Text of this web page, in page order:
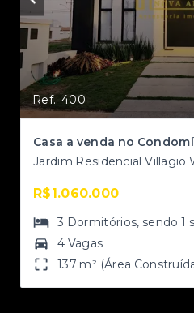
Ref.: 400
Casa a venda no
Jardim Residencial Villagio
R$1.060.000
3 Dormitórios, sendo1
4 Vagas
137 m² (Área